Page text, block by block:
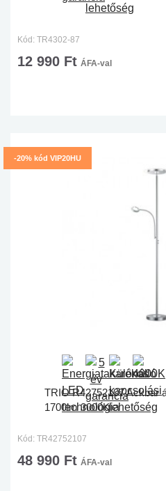
Kód: TR4302-87
12 990 Ft ÁFA-val
-20% kód VIP20HU
TRIO R42752107 Ackbar
1700lm 3000K
Kód: TR42752107
48 990 Ft ÁFA-val